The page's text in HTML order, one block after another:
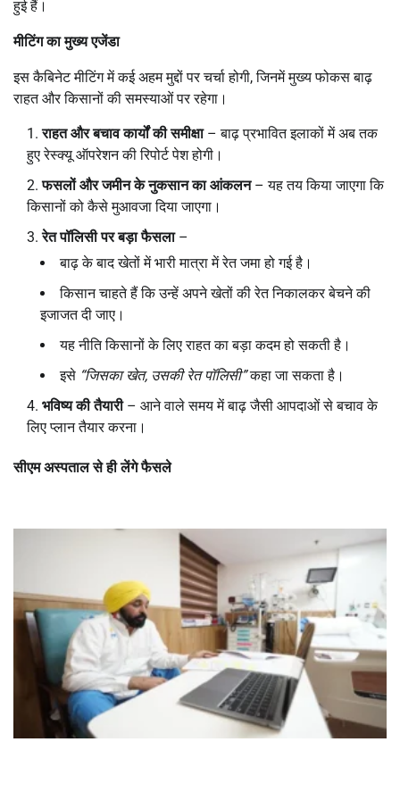
हुई हैं।
मीटिंग का मुख्य एजेंडा
इस कैबिनेट मीटिंग में कई अहम मुद्दों पर चर्चा होगी, जिनमें मुख्य फोकस बाढ़
राहत और किसानों की समस्याओं पर रहेगा।
राहत और बचाव कार्यों की समीक्षा– बाढ़ प्रभावित इलाकों में अब तक
हुए रेस्क्यू ऑपरेशन की रिपोर्ट पेश होगी।
फसलों और जमीन के नुकसान का आंकलन– यह तय किया जाएगा कि
किसानों को कैसे मुआवजा दिया जाएगा।
रेत पॉलिसी पर बड़ा फैसला–
बाढ़ के बाद खेतों में भारी मात्रा में रेत जमा हो गई है।
किसान चाहते हैं कि उन्हें अपने खेतों की रेत निकालकर बेचने की
इजाजत दी जाए।
यह नीति किसानों के लिए राहत का बड़ा कदम हो सकती है।
इसे “जिसका खेत, उसकी रेत पॉलिसी”कहा जा सकता है।
भविष्य की तैयारी– आने वाले समय में बाढ़ जैसी आपदाओं से बचाव के
लिए प्लान तैयार करना।
सीएम अस्पताल से ही लेंगे फैसले